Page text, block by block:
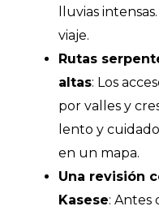
lluvias
viaje.
Rutas
altas: Los
por valles y
lento y
en un mapa.
Una revisión
Kasese: Antes